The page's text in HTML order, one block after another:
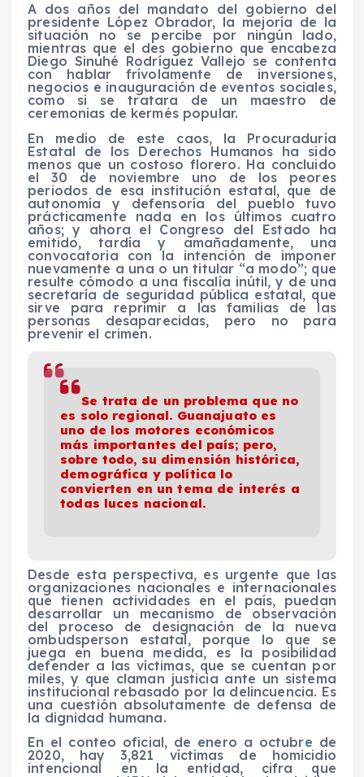
A dos años del mandato del gobierno del
presidente López Obrador, la mejoría de la
situación no se percibe por ningún lado,
mientras que el des gobierno que encabeza
Diego Sinuhé Rodríguez Vallejo se contenta
con hablar frívolamente de inversiones,
negocios e inauguración de eventos sociales,
como si se tratara de un maestro de
ceremonias de kermés popular.
En medio de este caos, la Procuraduría
Estatal de los Derechos Humanos ha sido
menos que un costoso florero. Ha concluido
el 30 de noviembre uno de los peores
periodos de esa institución estatal, que de
autonomía y defensoría del pueblo tuvo
prácticamente nada en los últimos cuatro
años; y ahora el Congreso del Estado ha
emitido, tardía y amañadamente, una
convocatoria con la intención de imponer
nuevamente a una o un titular “a modo”; que
resulte cómodo a una fiscalía inútil, y de una
secretaría de seguridad pública estatal, que
sirve para reprimir a las familias de las
personas desaparecidas, pero no para
prevenir el crimen.
Se trata de un problema que no
es solo regional. Guanajuato es
uno de los motores económicos
más importantes del país; pero,
sobre todo, su dimensión histórica,
demográfica y política lo
convierten en un tema de interés a
todas luces nacional.
Desde esta perspectiva, es urgente que las
organizaciones nacionales e internacionales
que tienen actividades en el país, puedan
desarrollar un mecanismo de observación
del proceso de designación de la nueva
ombudsperson estatal, porque lo que se
juega en buena medida, es la posibilidad
defender a las víctimas, que se cuentan por
miles, y que claman justicia ante un sistema
institucional rebasado por la delincuencia. Es
una cuestión absolutamente de defensa de
la dignidad humana.
En el conteo oficial, de enero a octubre de
2020, hay 3,821 víctimas de homicidio
intencional en la entidad, cifra que